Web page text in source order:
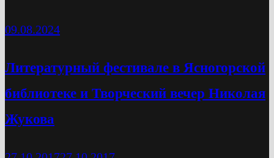
09.08.2024
Литературный фестивале в Ясногорской
библиотеке и Творческий вечер Николая
Жукова